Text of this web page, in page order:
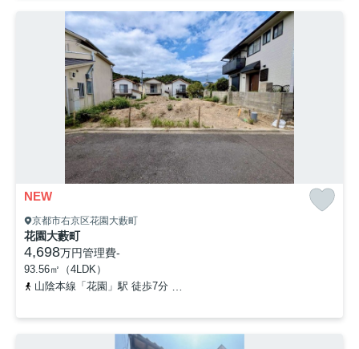
NEW
京都市右京区花園大藪町
花園大藪町
4,698万円管理費-
93.56㎡（4LDK）
山陰本線「花園」駅 徒歩7分